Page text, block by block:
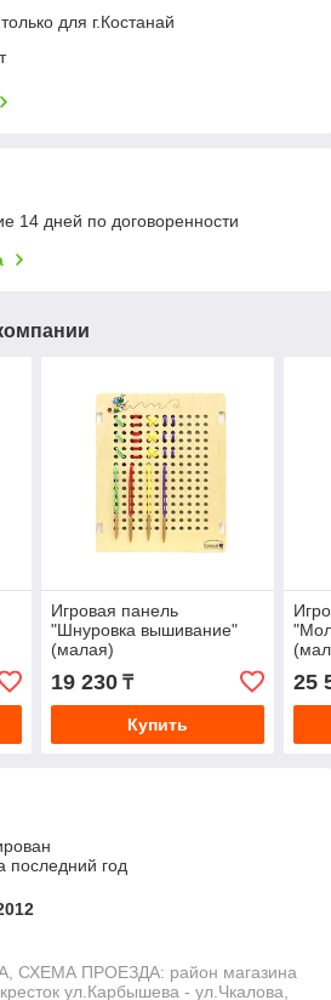
для г.Костанай
14 дней по договоренности
Игровая панель
"Шнуровка вышивание"
(малая)
19 230₸
Купить
25
последний год
СХЕМА ПРОЕЗДА: район магазина
ул.Карбышева - ул.Чкалова,